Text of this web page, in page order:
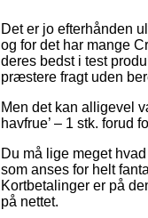
Det er jo efterhånden
og for det har mange
deres bedst i test
præstere fragt uden
Men det kan alligevel
havfrue’ – 1 stk. forud
Du må lige meget
som anses for helt
Kortbetalinger er på
på nettet.